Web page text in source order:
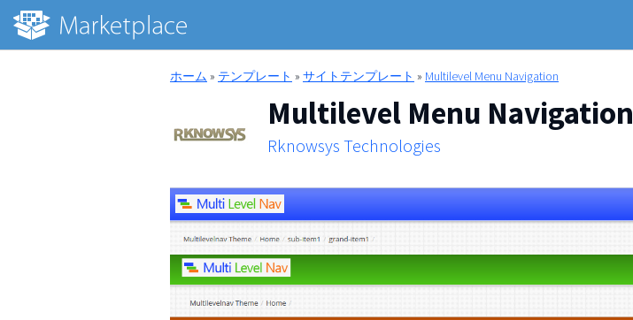
ホーム » テンプレート » サイトテンプレート » Multilevel Menu Navigation
Multilevel Menu Navigation
Rknowsys Technologies